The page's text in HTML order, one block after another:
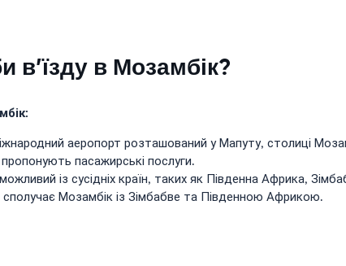
в’їзду в Мозамбік?
аеропорт розташований у Мапуту, столиці
пасажирські послуги.
із сусідніх країн, таких як Південна Африка,
сполучає Мозамбік із Зімбабве та Південною Африкою.